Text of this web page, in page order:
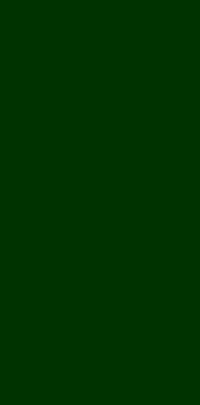
ville de LIMEIL
ville de MANDRES LES
ville de MAROLLES EN